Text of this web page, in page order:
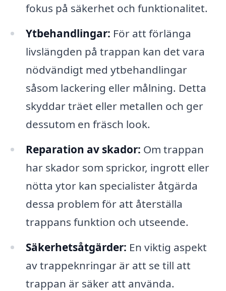
fokus på säkerhet och funktionalitet.
Ytbehandlingar: För att förlänga
livslängden på trappan kan det vara
nödvändigt med ytbehandlingar
såsom lackering eller målning. Detta
skyddar träet eller metallen och ger
dessutom en fräsch look.
Reparation av skador: Om trappan
har skador som sprickor, ingrott eller
nötta ytor kan specialister åtgärda
dessa problem för att återställa
trappans funktion och utseende.
Säkerhetsåtgärder: En viktig aspekt
av trappeknringar är att se till att
trappan är säker att använda.